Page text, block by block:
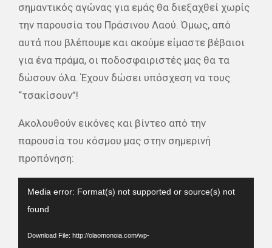
σημαντικός αγώνας για εμάς θα διεξαχθεί χωρίς
την παρουσία του Πράσινου Λαού. Όμως, από
αυτά που βλέπουμε και ακούμε είμαστε βέβαιοι
για ένα πράμα, οι ποδοσφαιριστές μας θα τα
δώσουν όλα. Έχουν δώσει υπόσχεση να τους
“τσακίσουν”!
Ακολουθούν εικόνες και βίντεο από την
παρουσία του κόσμου μας στην σημερινή
προπόνηση:
Media error: Format(s) not supported or source(s) not
found
Download File: http://olaomonoia.com/wp-